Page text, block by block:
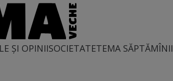
ȘI OPINIISOCIETATETEMA SĂPTĂMÎNII